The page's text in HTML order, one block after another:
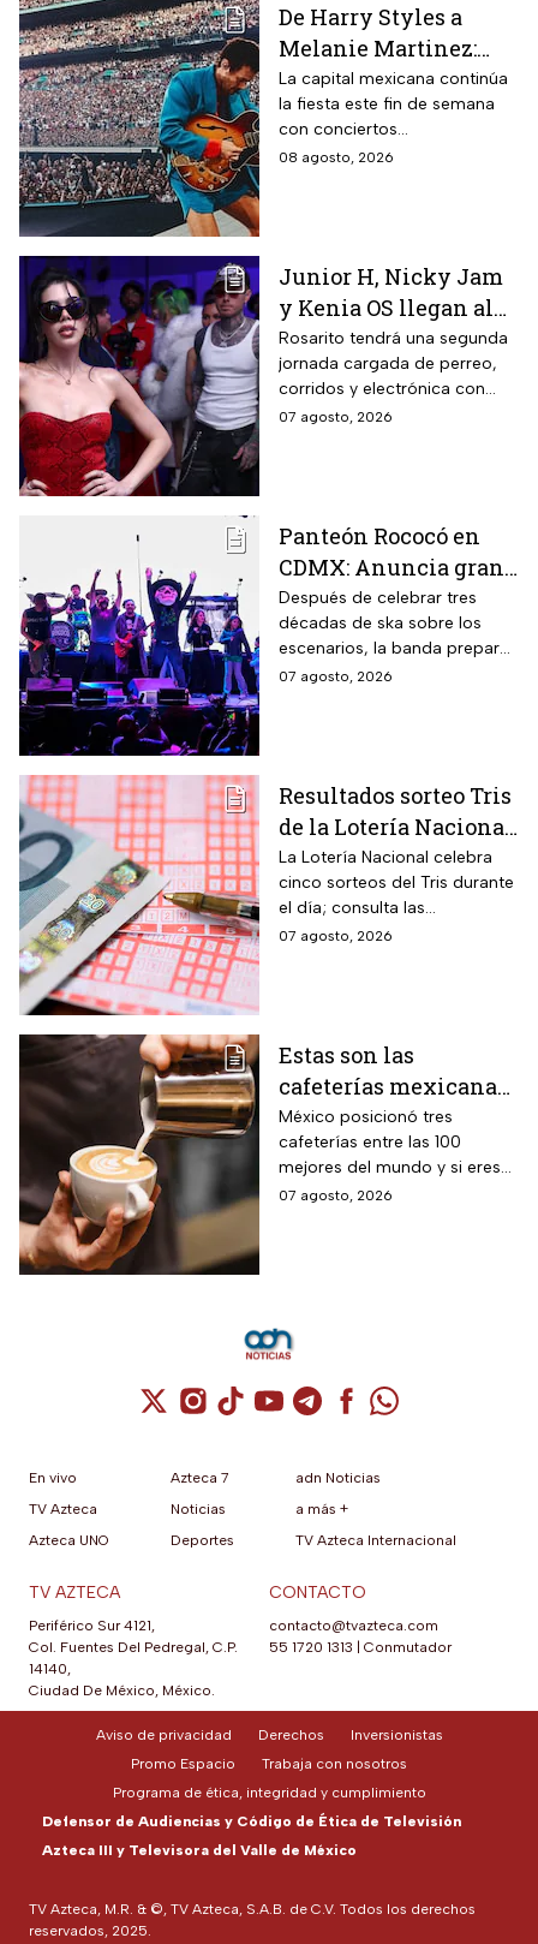
De Harry Styles a
Melanie Martinez:
Estos son los mejores
conciertos hoy 8 de
agosto
La capital mexicana continúa
la fiesta este fin de semana
con conciertos
internacionales y obras de
08 agosto, 2026
Junior H, Nicky Jam
y Kenia OS llegan al
Baja Beach Fest 2026:
Estos son los horarios
del sábado
Rosarito tendrá una segunda
jornada cargada de perreo,
corridos y electrónica con
Farruko, Jowell y Randy, Zion y
07 agosto, 2026
Panteón Rococó en
CDMX: Anuncia gran
cierre de gira en el
Estadio GNP
Después de celebrar tres
décadas de ska sobre los
escenarios, la banda prepara
una última gran fiesta de su
07 agosto, 2026
Resultados sorteo Tris
de la Lotería Nacional
hoy viernes 7 de
agosto 2026: Consulta
los números
ganadores
La Lotería Nacional celebra
cinco sorteos del Tris durante
el día; consulta las
combinaciones ganadoras y
07 agosto, 2026
Estas son las
cafeterías mexicanas
consideradas como las
mejores del mundo
México posicionó tres
cafeterías entre las 100
mejores del mundo y si eres
amante del café tienes que
07 agosto, 2026
Cuenta de X / Twitter (se abre en una
Cuenta de Instagram (se abre en una
Cuenta de TikTok (se abre en
Cuenta de YouTube (se abre
Cuenta de Telegram (se
Cuenta de
Cuenta de
En vivo
TV Azteca
Azteca UNO
Azteca 7
Noticias
Deportes
adn Noticias
a más +
TV Azteca Internacional
TV AZTECA
Periférico Sur 4121,
Col. Fuentes Del Pedregal, C.P.
14140,
Ciudad De México, México.
CONTACTO
contacto@tvazteca.com
55 1720 1313
Conmutador
TV Azteca, M.R. & ©, TV Azteca, S.A.B. de C.V. Todos los derechos
reservados, 2025.
Aviso de privacidad Derechos
Inversionistas
Promo Espacio
Trabaja con nosotros
Programa de ética, integridad y cumplimiento
Defensor de Audiencias y Código de Ética de Televisión
Azteca III y Televisora del Valle de México